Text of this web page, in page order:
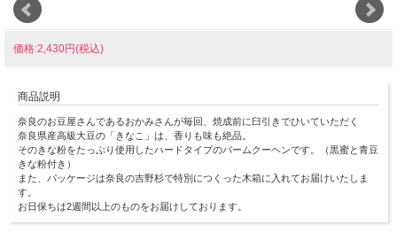
価格:2,430円(税込)
商品説明
奈良のお豆屋さんであるおかみさんが毎回、焼成前に臼引きでひいていただく
奈良県産高級大豆の「きなこ」は、香りも味も絶品。
そのきな粉をたっぷり使用したハードタイプのバームクーヘンです。（黒蜜と青豆
きな粉付き）
また、パッケージは奈良の吉野杉で特別につくった木箱に入れてお届けいたしま
す。
お日保ちは2週間以上のものをお届けしております。